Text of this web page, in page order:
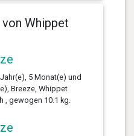
Whippet
5 Monat(e) und
Breeze, Whippet
, gewogen 10.1 kg.